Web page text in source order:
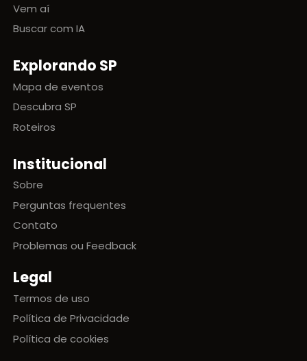
Vem aí
Buscar com IA
Explorando SP
Mapa de eventos
Descubra SP
Roteiros
Institucional
Sobre
Perguntas frequentes
Contato
Problemas ou Feedback
Legal
Termos de uso
Política de Privacidade
Política de cookies